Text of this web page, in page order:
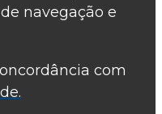
navegação e
com